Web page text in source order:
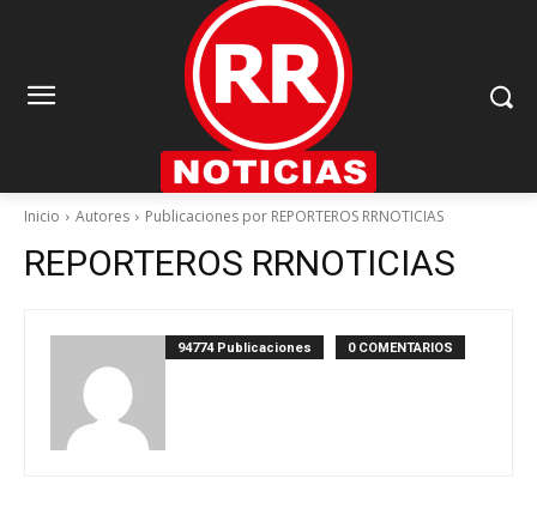
Inicio Autores Publicaciones por REPORTEROS RRNOTICIAS
REPORTEROS RRNOTICIAS
94774 Publicaciones 0 COMENTARIOS